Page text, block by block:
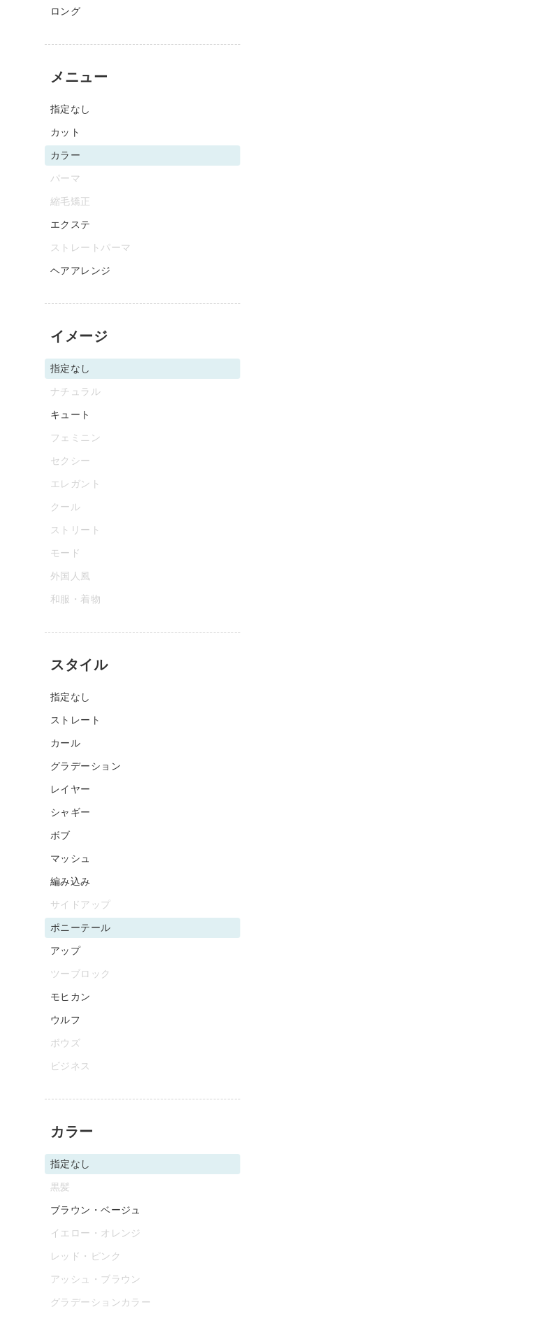
ロング
メニュー
指定なし
カット
カラー
パーマ
縮毛矯正
エクステ
ストレートパーマ
ヘアアレンジ
イメージ
指定なし
ナチュラル
キュート
フェミニン
セクシー
エレガント
クール
ストリート
モード
外国人風
和服・着物
スタイル
指定なし
ストレート
カール
グラデーション
レイヤー
シャギー
ボブ
マッシュ
編み込み
サイドアップ
ポニーテール
アップ
ツーブロック
モヒカン
ウルフ
ボウズ
ビジネス
カラー
指定なし
黒髪
ブラウン・ベージュ
イエロー・オレンジ
レッド・ピンク
アッシュ・ブラウン
グラデーションカラー